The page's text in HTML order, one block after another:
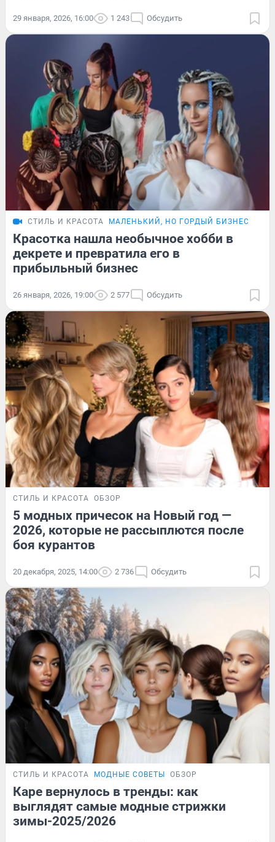
29 января, 2026, 16:00 1 243 Обсудить
СТИЛЬ И КРАСОТА МАЛЕНЬКИЙ, НО ГОРДЫЙ БИЗНЕС
Красотка нашла необычное хобби в
декрете и превратила его в
прибыльный бизнес
26 января, 2026, 19:00 2 577 Обсудить
СТИЛЬ И КРАСОТА ОБЗОР
5 модных причесок на Новый год —
2026, которые не рассыплются после
боя курантов
20 декабря, 2025, 14:00 2 736 Обсудить
СТИЛЬ И КРАСОТА МОДНЫЕ СОВЕТЫ ОБЗОР
Каре вернулось в тренды: как
выглядят самые модные стрижки
зимы-2025/2026